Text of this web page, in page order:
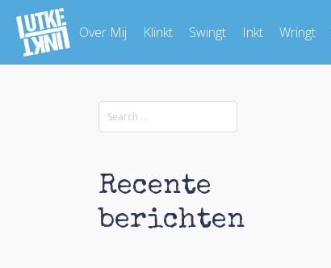
Over Mij Klinkt Swingt Inkt Wringt
Recente
berichten